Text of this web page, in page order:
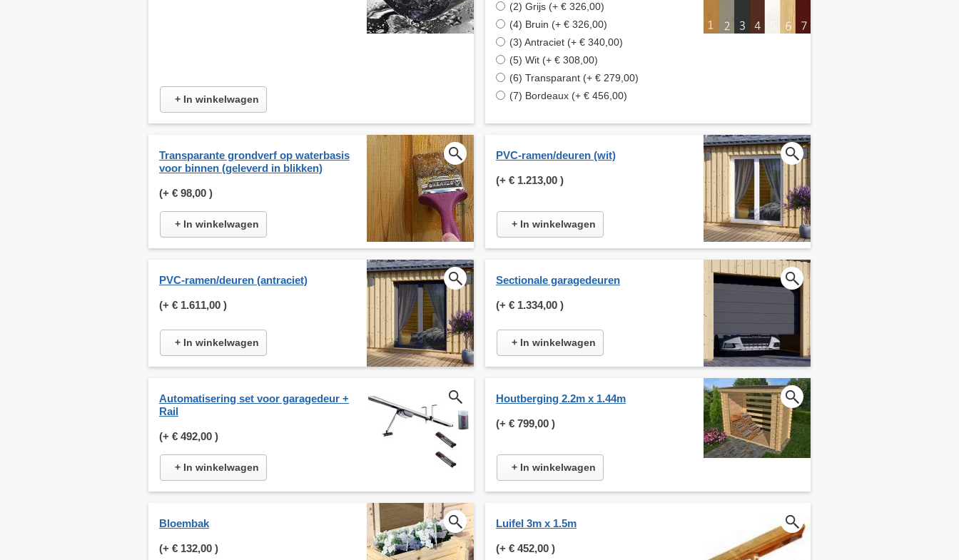
+ In winkelwagen
(2) Grijs (+ € 326,00)
(4) Bruin (+ € 326,00)
(3) Antraciet (+ € 340,00)
(5) Wit (+ € 308,00)
(6) Transparant (+ € 279,00)
(7) Bordeaux (+ € 456,00)
Transparante grondverf op waterbasis
voor binnen (geleverd in blikken)
(+ € 98,00 )
+ In winkelwagen
PVC-ramen/deuren (wit)
(+ € 1.213,00 )
+ In winkelwagen
PVC-ramen/deuren (antraciet)
(+ € 1.611,00 )
+ In winkelwagen
Sectionale garagedeuren
(+ € 1.334,00 )
+ In winkelwagen
Automatisering set voor garagedeur +
Rail
(+ € 492,00 )
+ In winkelwagen
Houtberging 2.2m x 1.44m
(+ € 799,00 )
+ In winkelwagen
Bloembak
(+ € 132,00 )
Luifel 3m x 1.5m
(+ € 452,00 )